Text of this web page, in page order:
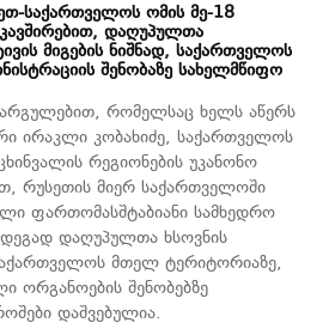
საქართველოს ომის მე-18
დაღუპულთა
მიგების ნიშნად, საქართველოს
შენობაზე სახელმწიფო
რომელსაც ხელს აწერს
ირაკლი კობახიძე, საქართველოს
რეგიონების უკანონო
რუსეთის მიერ საქართველოში
ფართომასშტაბიანი სამხედრო
დაღუპულთა ხსოვნის
მთელ ტერიტორიაზე,
ორგანოების შენობებზე
დაშვებულია.